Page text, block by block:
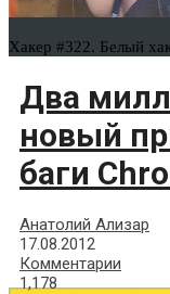
Хакер #322. Белый
Два
новый
баги
Анатолий Ализар
17.08.2012
Комментарии
1,178